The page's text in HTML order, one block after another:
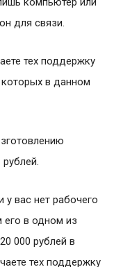
для связи.
тех поддержку
в данном
у вас нет рабочего
в одном из
000 рублей в
тех поддержку